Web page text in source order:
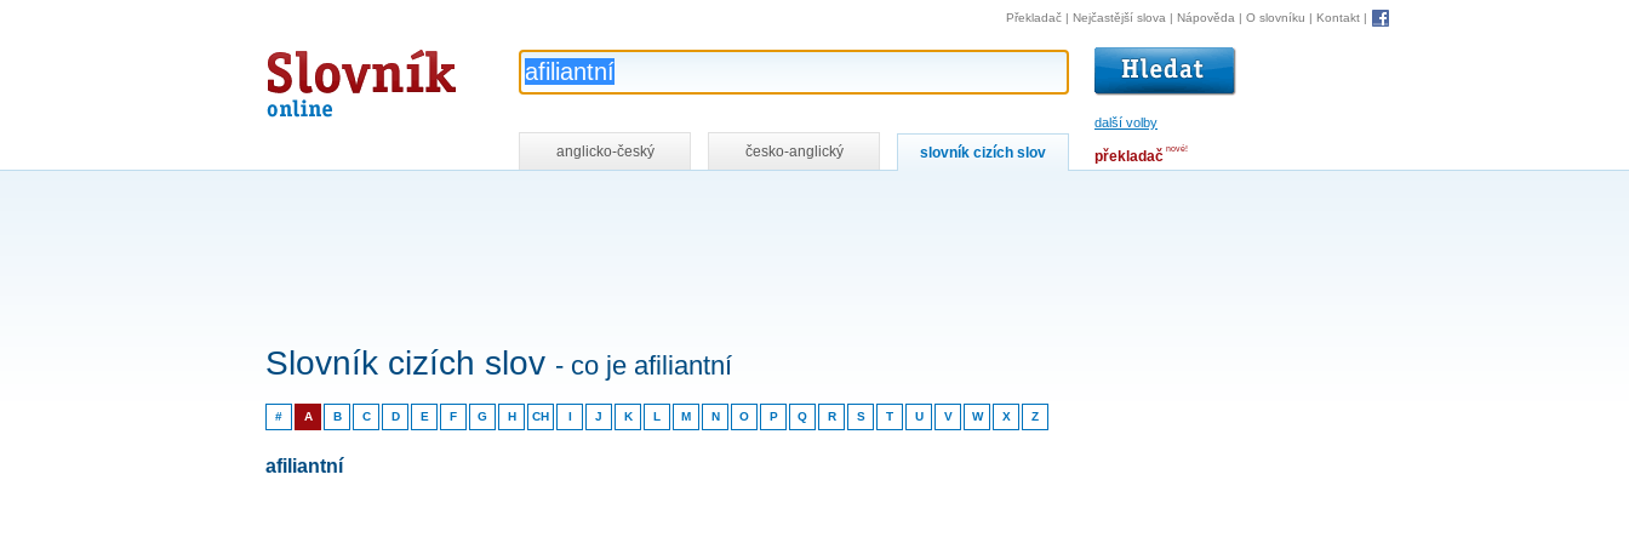
Slovník
online
další volby
Překladač | Nejčastější slova | Nápověda | O slovníku | Kontakt |
anglicko-český česko-anglický slovník cizích slov překladač nové!
Slovník cizích slov - co je afiliantní
# A B C D E F G H CH I J K L M N O P Q R S T U V W X Z
afiliantní